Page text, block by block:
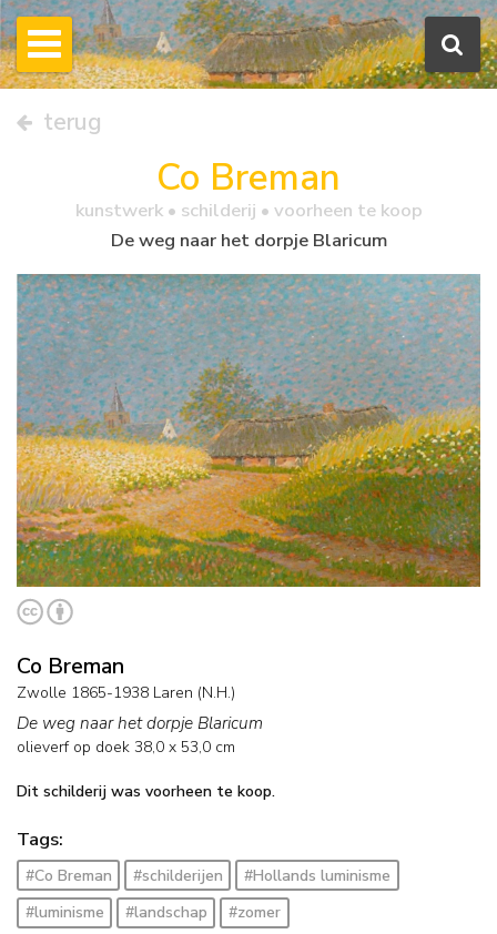
terug
Co Breman
kunstwerk • schilderij • voorheen te koop
De weg naar het dorpje Blaricum
Co Breman
Zwolle 1865-1938 Laren (N.H.)
De weg naar het dorpje Blaricum
olieverf op doek 38,0 x 53,0 cm
Dit schilderij was voorheen te koop.
Tags:
#Co Breman #schilderijen
#Hollands luminisme
#luminisme
#landschap
#zomer